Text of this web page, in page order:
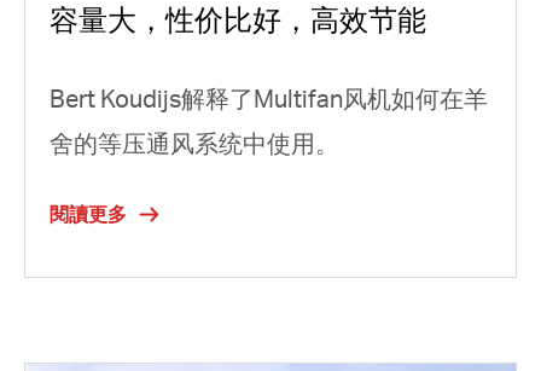
容量大，性价比好，高效节能
Bert Koudijs解释了Multifan风机如何在羊
舍的等压通风系统中使用。
閱讀更多